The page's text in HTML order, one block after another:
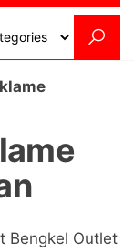
Bengkel Outlet